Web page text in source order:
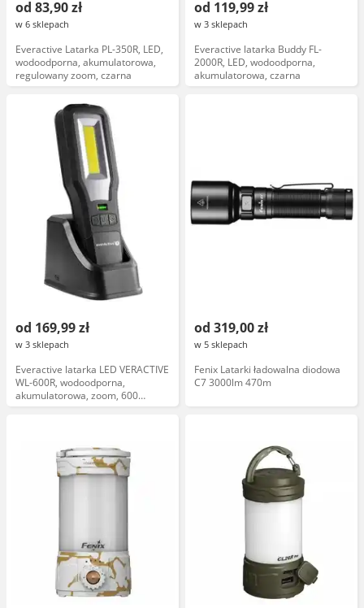
od 83,90 zł
w 6 sklepach
Everactive Latarka PL-350R, LED,
wodoodporna, akumulatorowa,
regulowany zoom, czarna
od 119,99 zł
w 3 sklepach
Everactive latarka Buddy FL-
2000R, LED, wodoodporna,
akumulatorowa, czarna
od 169,99 zł
w 3 sklepach
Everactive latarka LED VERACTIVE
WL-600R, wodoodporna,
akumulatorowa, zoom, 600
lumenów
od 319,00 zł
w 5 sklepach
Fenix Latarki ładowalna diodowa
C7 3000lm 470m